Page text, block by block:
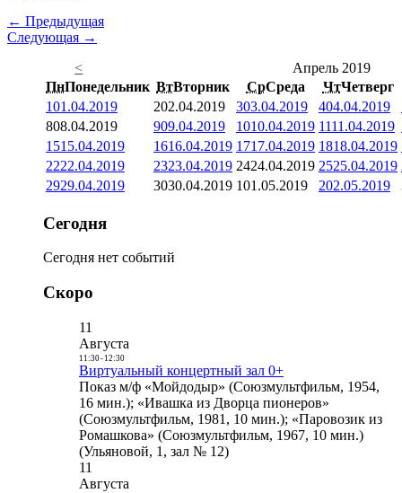
← Предыдущая
Следующая →
<
Апрель 2019
ПнПонедельник ВтВторник СрСреда ЧтЧетверг
101.04.2019 202.04.2019 303.04.2019 404.04.2019
808.04.2019 909.04.2019 1010.04.2019 1111.04.2019
1515.04.2019 1616.04.2019 1717.04.2019 1818.04.2019
2222.04.2019 2323.04.2019 2424.04.2019 2525.04.2019
2929.04.2019 3030.04.2019 101.05.2019 202.05.2019
Сегодня
Сегодня нет событий
Скоро
11
Августа
11:30- 12:30
Виртуальный концертный зал 0+
Показ м/ф «Мойдодыр» (Союзмультфильм, 1954,
16 мин.); «Ивашка из Дворца пионеров»
(Союзмультфильм, 1981, 10 мин.); «Паровозик из
Ромашкова» (Союзмультфильм, 1967, 10 мин.)
(Ульяновой, 1, зал № 12)
11
Августа